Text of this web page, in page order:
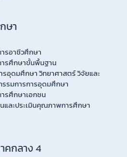
ษา
รอาชีวศึกษา
รศึกษาขั้นพื้นฐาน
รอุดมศึกษา วิทยาศาสตร์ วิจัยและ
รมการการอุดมศึกษา
รศึกษาเอกชน
และประเมินคุณภาพการศึกษา
คกลาง 4